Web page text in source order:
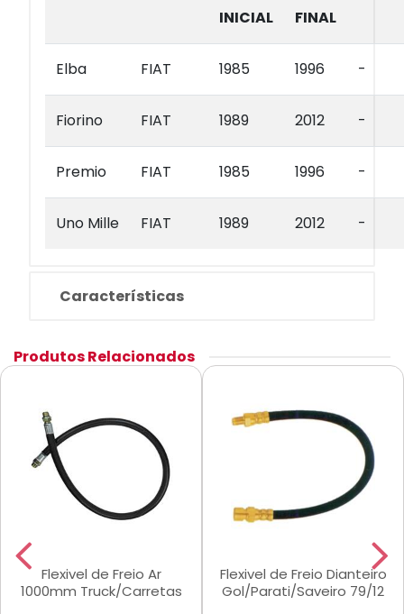
INICIAL
FINAL
Elba FIAT 1985 1996 -
Fiorino FIAT 1989 2012 -
Premio FIAT 1985 1996 -
Uno Mille FIAT 1989 2012 -
Características
Produtos Relacionados
Flexivel de Freio Ar
1000mm Truck/Carretas
Flexivel de Freio Dianteiro
Gol/Parati/Saveiro 79/12